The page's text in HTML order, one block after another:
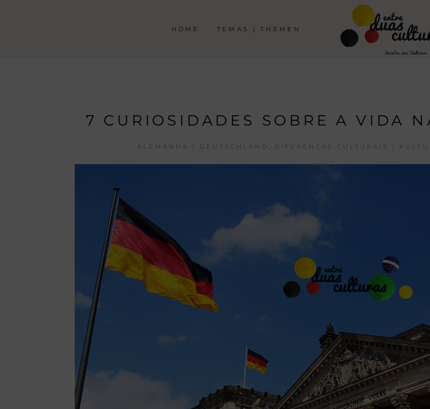
HOME TEMAS | THEMEN
7 CURIOSIDADES SOBRE A VIDA
ALEMANHA | DEUTSCHLAND DIFERENÇAS CULTURAIS |